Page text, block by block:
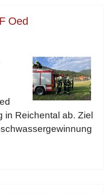
Oed
Reichental ab. Ziel